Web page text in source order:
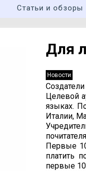
Статьи и обзоры
Для
Новости
Целевой
языках.
Италии,
Первые
платить
первые